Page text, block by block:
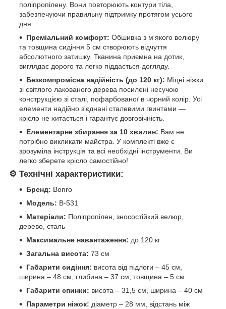
поліпропілену. Вони повторюють контури тіла,
забезпечуючи правильну підтримку протягом усього
дня.
Преміальний комфорт: Обшивка з м'якого велюру
та товщина сидіння 5 см створюють відчуття
абсолютного затишку. Тканина приємна на дотик,
виглядає дорого та легко піддається догляду.
Безкомпромісна надійність (до 120 кг): Міцні ніжки
зі світлого лакованого дерева посилені несучою
конструкцією зі сталі, пофарбованої в чорний колір. Усі
елементи надійно з'єднані сталевими гвинтами —
крісло не хитається і гарантує довговічність.
Елементарне збирання за 10 хвилин: Вам не
потрібно викликати майстра. У комплекті вже є
зрозуміла інструкція та всі необхідні інструменти. Ви
легко зберете крісло самостійно!
⚙️ Технічні характеристики:
Бренд: Bonro
Модель: B-531
Матеріали: Поліпропілен, зносостійкий велюр,
дерево, сталь
Максимальне навантаження: до 120 кг
Загальна висота: 73 см
Габарити сидіння: висота від підлоги – 45 см,
ширина – 48 см, глибина – 37 см, товщина – 5 см
Габарити спинки: висота – 31,5 см, ширина – 40 см
Параметри ніжок: діаметр – 28 мм, відстань між